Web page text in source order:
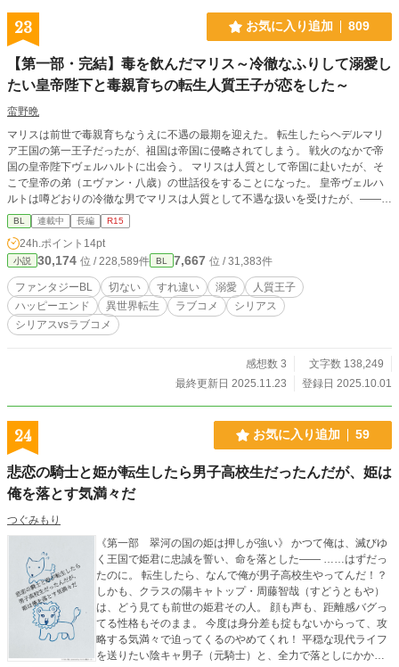
23 お気に入り追加 809
【第一部・完結】毒を飲んだマリス～冷徹なふりして溺愛し
たい皇帝陛下と毒親育ちの転生人質王子が恋をした～
蛮野晩
マリスは前世で毒親育ちなうえに不遇の最期を迎えた。 転生したらヘデルマリ
ア王国の第一王子だったが、祖国は帝国に侵略されてしまう。 戦火のなかで帝
国の皇帝陛下ヴェルハルトに出会う。 マリスは人質として帝国に赴いたが、そ
こで皇帝の弟（エヴァン・八歳）の世話役をすることになった。 皇帝ヴェルハ
ルトは噂どおりの冷徹な男でマリスは人質として不遇な扱いを受けたが、―――
―じつは皇帝ヴェルハルトは戦火で出会ったマリスにすでにひと目惚れしてい
た！ しかもマリスが帝国に来てくれて内心大喜びだった！ ほんとうは溺愛した
いが、溺愛しすぎはかっこよくない……。苦悩する皇帝ヴェルハルト。 皇帝陛
下のラブコメと人質王子のシリアスがぶつかりあう。ラブコメvsシリアスのハッ
ピーエンドです。
BL 連載中 長編 R15
24h.ポイント 14pt
小説 30,174 位 / 228,589件 BL 7,667 位 / 31,383件
ファンタジーBL 切ない すれ違い 溺愛
人質王子
ハッピーエンド
異世界転生 ラブコメ
シリアス
シリアスvsラブコメ
感想数 3
文字数 138,249
最終更新日 2025.11.23
登録日 2025.10.01
24 お気に入り追加 59
悲恋の騎士と姫が転生したら男子高校生だったんだが、姫は
俺を落とす気満々だ
つぐみもり
《第一部 翠河の国の姫は押しが強い》 かつて俺は、滅びゆ
く王国で姫君に忠誠を誓い、命を落とした―― ……はずだっ
たのに。 転生したら、なんで俺が男子高校生やってんだ！？
しかも、クラスの陽キャトップ・周藤智哉（すどうともや）
は、どう見ても前世の姫君その人。 顔も声も、距離感バグっ
てる性格もそのまま。 今度は身分差も掟もないからって、攻
略する気満々で迫ってくるのやめてくれ！ 平穏な現代ライフ
を送りたい陰キャ男子（元騎士）と、全力で落としにかかる